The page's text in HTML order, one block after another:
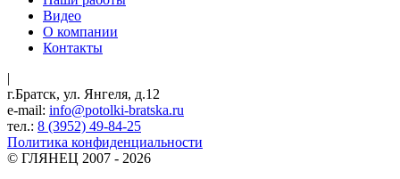
Видео
О компании
Контакты
|
г.Братск, ул. Янгеля, д.12
e-mail: info@potolki-bratska.ru
тел.: 8 (3952) 49-84-25
Политика конфиденциальности
© ГЛЯНЕЦ 2007 - 2026